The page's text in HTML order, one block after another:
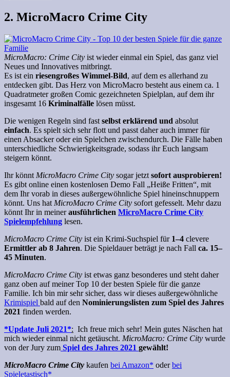
2. MicroMacro Crime City
MicroMacro: Crime City ist wieder einmal ein Spiel, das ganz viel
Neues und Innovatives mitbringt.
Es ist ein riesengroßes Wimmel-Bild, auf dem es allerhand zu
entdecken gibt. Das Herz von MicroMacro besteht aus einem ca. 1
Quadratmeter großen Comic gezeichneten Spielplan, auf dem ihr
insgesamt 16 Kriminalfälle lösen müsst.
Die wenigen Regeln sind fast selbst erklärend und absolut
einfach. Es spielt sich sehr flott und passt daher auch immer für
einen Absacker oder ein Spielchen zwischendurch. Die Fälle haben
unterschiedliche Schwierigkeitsgrade, sodass ihr Euch langsam
steigern könnt.
Ihr könnt MicroMacro Crime City sogar jetzt sofort ausprobieren!
Es gibt online einen kostenlosen Demo Fall „Heiße Fritten“, mit
dem Ihr vorab in dieses außergewöhnliche Spiel hineinschnuppern
könnt. Uns hat MicroMacro Crime City sofort gefesselt. Mehr dazu
könnt Ihr in meinerausführlichen MicroMacro Crime City
Spielempfehlung lesen.
MicroMacro Crime City ist ein Krimi-Suchspiel für 1–4 clevere
Ermittler ab 8 Jahren. Die Spieldauer beträgt je nach Fall ca. 15–
45 Minuten.
MicroMacro Crime City ist etwas ganz besonderes und steht daher
ganz oben auf meiner Top 10 der besten Spiele für die ganze
Familie. Ich bin mir sehr sicher, dass wir dieses außergewöhnliche
Krimispiel bald auf den Nominierungslisten zum Spiel des Jahres
2021 finden werden.
*Update Juli 2021*: Ich freue mich sehr! Mein gutes Näschen hat
mich wieder einmal nicht getäuscht. MicroMacro: Crime City wurde
von der Jury zum Spiel des Jahres 2021 gewählt!
MicroMacro Crime City kaufen bei Amazon* oderbei
Spieletastisch*